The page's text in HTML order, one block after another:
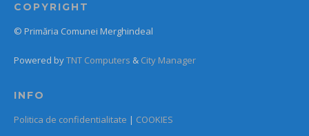
COPYRIGHT
© Primăria Comunei Merghindeal
Powered byTNT Computers & City Manager
INFO
Politica de confidentialitate | COOKIES